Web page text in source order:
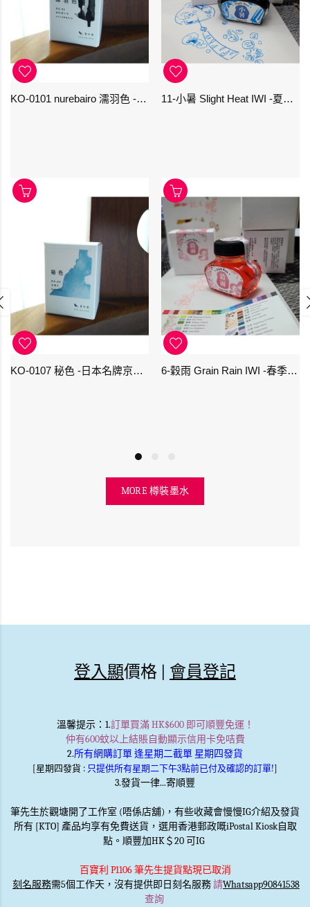
KO-0101 nurebairo 濡羽色 -日本名牌京の音樽裝鋼筆墨水40ml 4573356130012
KO-0107 秘色 -日本名牌京の音樽裝鋼筆墨水 4573356130234 - 40ml
11-小暑 Slight Heat IWI -夏季-24節氣色澤鋼筆墨水
6-穀雨 Grain Rain IWI -春季-24節氣色澤鋼筆墨水
MORE 樽裝墨水
登入顯價格 | 會員登記
溫馨提示：1.訂單買滿 HK$600 即可順豐免運！
仲有600蚊以上結賬自動顯示信用卡免咭費
2.所有網購訂單 逢星期二截單 星期四發貨
[星期四發貨 : 只提供所有星期二下午3點前已付及確認的訂單!]
3.發貨一律...寄順豐
筆先生於觀塘開了工作室 (唔係店舖)，有些收藏會慢慢IG介紹及發貨
所有 [KTO] 產品均享有免費送貨，選用香港郵政嘅iPostal Kiosk自取
點。順豐加HK＄20 可IG
百寶利 P1106 筆先生提貨點現已取消
刻名服務需5個工作天，沒有提供即日刻名服務請Whatsapp90841538
查詢